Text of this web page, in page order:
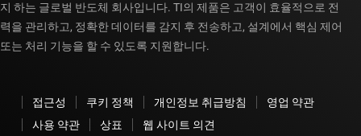
지 하는 글로벌 반도체 회사입니다. TI의 제품은 고객이 효율적으로 전
력을 관리하고, 정확한 데이터를 감지 후 전송하고, 설계에서 핵심 제어
또는 처리 기능을 할 수 있도록 지원합니다.
접근성 쿠키 정책 개인정보 취급방침
영업 약관
사용 약관
상표 웹 사이트 의견